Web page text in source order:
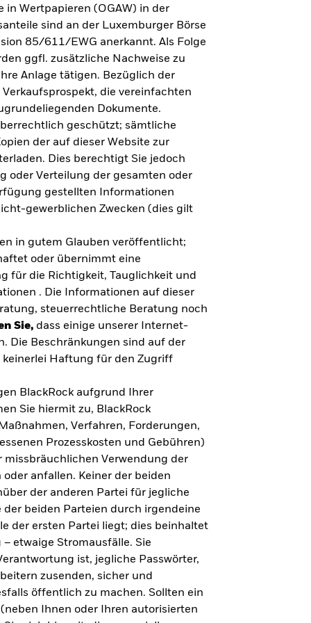
in Wertpapieren (OGAW) in der
sind an der Luxemburger Börse
85/611/EWG anerkannt. Als Folge
ggfl. zusätzliche Nachweise zu
Anlage tätigen. Bezüglich der
die vereinfachten
Dokumente.
geschützt; sämtliche
der auf dieser Website zur
Dies berechtigt Sie jedoch
oder Verteilung der gesamten oder
gestellten Informationen
gewerblichen Zwecken (dies gilt
in gutem Glauben veröffentlicht;
oder übernimmt eine
für die Richtigkeit, Tauglichkeit und
. Die Informationen auf dieser
steuerrechtliche Beratung noch
Sie, dass einige unserer Internet-
Die Beschränkungen sind auf der
keinerlei Haftung für den Zugriff
BlackRock aufgrund Ihrer
Sie hiermit zu, BlackRock
Verfahren, Forderungen,
Prozesskosten und Gebühren)
missbräuchlichen Verwendung der
anfallen. Keiner der beiden
der anderen Partei für jegliche
beiden Parteien durch irgendeine
der ersten Partei liegt; dies beinhaltet
etwaige Stromausfälle. Sie
ist, jegliche Passwörter,
zusenden, sicher und
öffentlich zu machen. Sollten ein
Ihnen oder Ihren autorisierten